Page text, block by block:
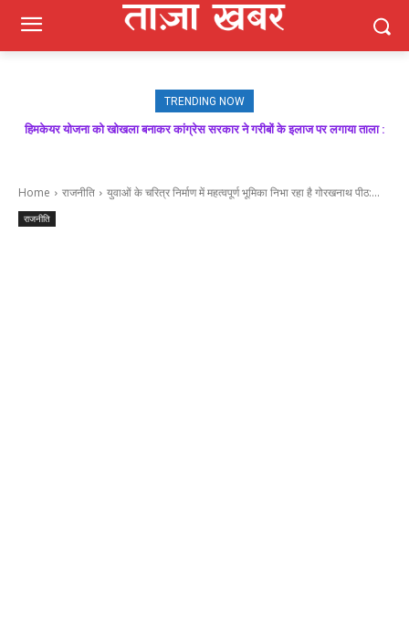
TRENDING NOW
हिमकेयर योजना को खोखला बनाकर कांग्रेस सरकार ने गरीबों के इलाज पर लगाया ताला :
मजबूत बूथ ही भाजपा की जीत की गारंटी, आगामी विधानसभा चुनाव में बूथ प्रबंधन निभाएगा
Home राजनीति युवाओं के चरित्र निर्माण में महत्वपूर्ण भूमिका निभा रहा है गोरखनाथ पीठ:...
राजनीति